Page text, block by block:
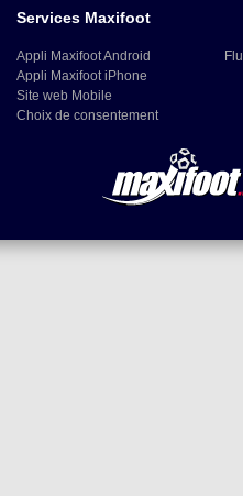
Services Maxifoot
Appli Maxifoot Android
Appli Maxifoot iPhone
Site web Mobile
Choix de consentement